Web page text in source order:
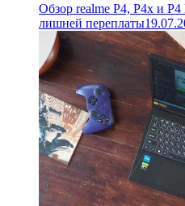
Обзор realme P4, P4x и
лишней переплаты